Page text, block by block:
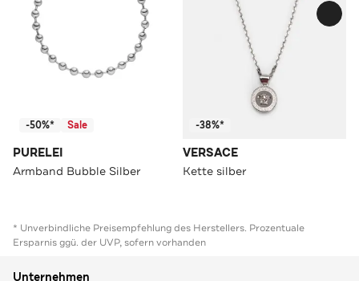
-50%* Sale
PURELEI
Armband Bubble Silber
-38%*
VERSACE
Kette silber
* Unverbindliche Preisempfehlung des Herstellers. Prozentuale
Ersparnis ggü. der UVP, sofern vorhanden
Unternehmen